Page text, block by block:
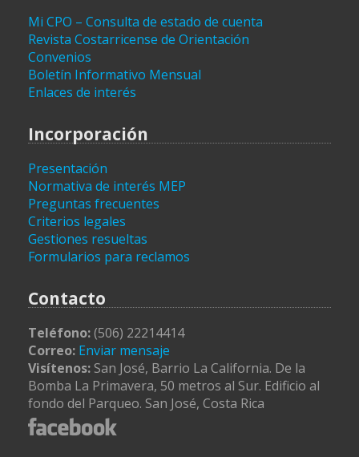
Mi CPO – Consulta de estado de cuenta
Revista Costarricense de Orientación
Convenios
Boletín Informativo Mensual
Enlaces de interés
Incorporación
Presentación
Normativa de interés MEP
Preguntas frecuentes
Criterios legales
Gestiones resueltas
Formularios para reclamos
Contacto
Teléfono:(506) 22214414
Correo: Enviar mensaje
Visítenos: San José, Barrio La California. De la
Bomba La Primavera, 50 metros al Sur. Edificio al
fondo del Parqueo. San José, Costa Rica